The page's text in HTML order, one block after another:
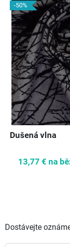
-50%
Dušená vlna
13,77 € na
Dostávejte